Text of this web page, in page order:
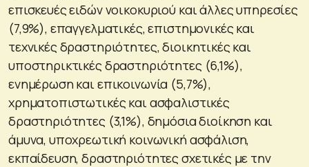
επισκευές ειδών νοικοκυριού και άλλες υπηρεσίες
(7,9%), επαγγελματικές, επιστημονικές και
τεχνικές δραστηριότητες, διοικητικές και
υποστηρικτικές δραστηριότητες (6,1%),
ενημέρωση και επικοινωνία (5,7%),
χρηματοπιστωτικές και ασφαλιστικές
δραστηριότητες (3,1%), δημόσια διοίκηση και
άμυνα, υποχρεωτική κοινωνική ασφάλιση,
εκπαίδευση, δραστηριότητες σχετικές με την